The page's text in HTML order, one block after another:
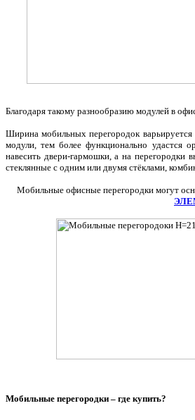
Благодаря такому разнообразию модулей в
Ширина мобильных перегородок
модули, тем более функционально удастся
навесить двери-гармошки, а на
стеклянные с одним или двумя стёклами,
Мобильные офисные перегородки могут
Мобильные перегородки – где купить?